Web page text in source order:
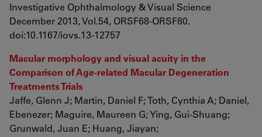
Investigative Ophthalmology & Visual Science
December 2013, Vol.54, ORSF68-ORSF80.
doi:10.1167/iovs.13-12757
Macular morphology and visual acuity in the
Comparison of Age-related Macular Degeneration
Treatments Trials
Jaffe, Glenn J; Martin, Daniel F; Toth, Cynthia A; Daniel,
Ebenezer; Maguire, Maureen G; Ying, Gui-Shuang;
Grunwald, Juan E; Huang, Jiayan;